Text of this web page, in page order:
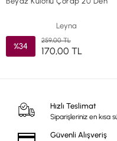
Leyna
%34
259,00 TL
170,00 TL
Hızlı Teslimat
Siparişleriniz en kısa
Güvenli Alışveriş